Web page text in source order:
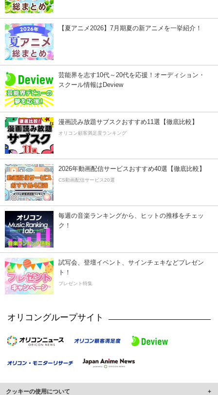
【夏アニメ2026】7月期夏の新アニメを一挙紹介！
芸能界を志す10代～20代を応援！オーディション・
スクール情報はDeview
漫画読み放題サブスクおすすめ11選【徹底比較】
オリコン顧客満足度ランキング
2026年動画配信サービスおすすめ40選【徹底比較】
CS動画配信サービス20選
毎週の音楽ランキングから、ヒットの推移をチェッ
ク！
試写会、登壇イベント、サインチェキなどプレゼン
ト！
プレゼント特集
オリコングループサイト
クッキーの使用について